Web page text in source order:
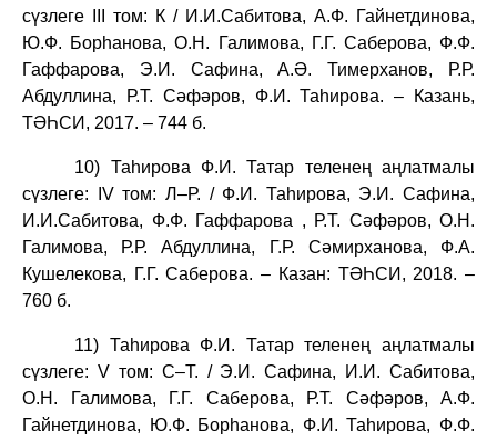
сүзлеге III том: К / И.И.Сабитова, А.Ф. Гайнетдинова,
Ю.Ф. Борһанова, О.Н. Галимова, Г.Г. Саберова, Ф.Ф.
Гаффарова, Э.И. Сафина, А.Ә. Тимерханов, Р.Р.
Абдуллина, Р.Т. Сәфәров, Ф.И. Таһирова. – Казань,
ТӘҺСИ, 2017. – 744 б.
10) Таһирова Ф.И. Татар теленең аңлатмалы
сүзлеге: IV том: Л–Р. / Ф.И. Таһирова, Э.И. Сафина,
И.И.Сабитова, Ф.Ф. Гаффарова , Р.Т. Сәфәров, О.Н.
Галимова, Р.Р. Абдуллина, Г.Р. Сәмирханова, Ф.А.
Кушелекова, Г.Г. Саберова. – Казан: ТӘҺСИ, 2018. –
760 б.
11) Таһирова Ф.И. Татар теленең аңлатмалы
сүзлеге: V том: С–Т. / Э.И. Сафина, И.И. Сабитова,
О.Н. Галимова, Г.Г. Саберова, Р.Т. Сәфәров, А.Ф.
Гайнетдинова, Ю.Ф. Борһанова, Ф.И. Таһирова, Ф.Ф.